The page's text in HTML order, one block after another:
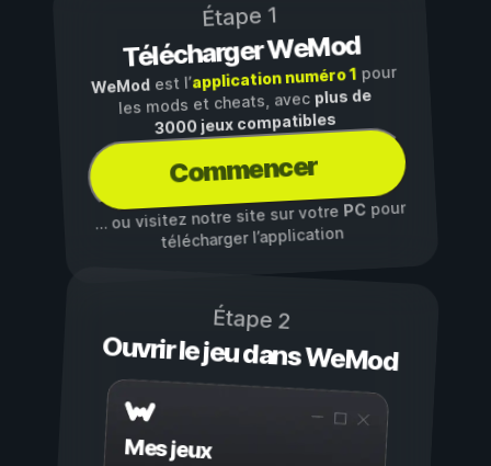
Étape 1
Télécharger WeMod
WeModest l’application numéro 1pour
les mods et cheats, avec plus de
3000 jeux compatibles
Commencer
… ou visitez notre site sur votre PCpour
télécharger l’application
Étape 2
Ouvrir le jeu dans WeMod
Mes jeux